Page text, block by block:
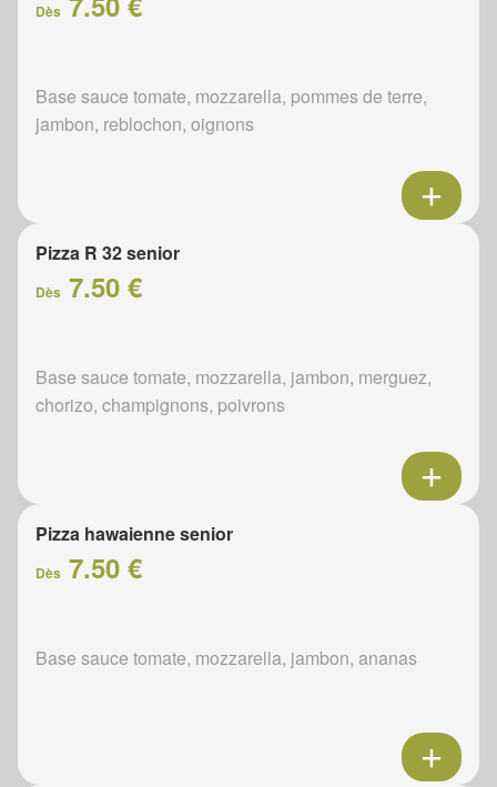
Dès
Base sauce tomate, mozzarella, pommes de terre,
jambon, reblochon, oignons
Pizza R 32 senior
Dès 7.50 €
Base sauce tomate, mozzarella, jambon, merguez,
chorizo, champignons, poivrons
Pizza hawaienne senior
Dès 7.50 €
Base sauce tomate, mozzarella, jambon, ananas